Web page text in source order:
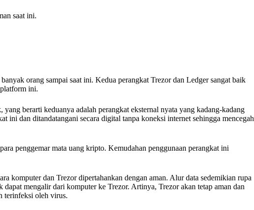
saat ini.
orang sampai saat ini. Kedua perangkat Trezor dan Ledger sangat baik
ini.
berarti keduanya adalah perangkat eksternal nyata yang kadang-kadang
ini dan ditandatangani secara digital tanpa koneksi internet sehingga mencegah
penggemar mata uang kripto. Kemudahan penggunaan perangkat ini
komputer dan Trezor dipertahankan dengan aman. Alur data sedemikian rupa
mengalir dari komputer ke Trezor. Artinya, Trezor akan tetap aman dan
terinfeksi oleh virus.